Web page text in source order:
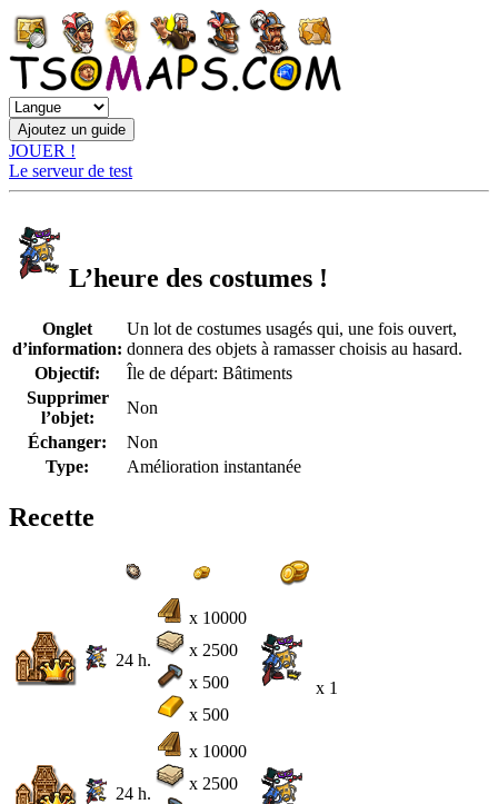
JOUER !
Le serveur de test
L’heure des costumes !
Onglet
d’information:
Un lot de costumes usagés qui, une fois ouvert,
donnera des objets à ramasser choisis au hasard.
Objectif:
Île de départ: Bâtiments
Supprimer
l’objet:
Non
Échanger:
Non
Type:
Amélioration instantanée
Recette
24 h.
x 10000
x 2500
x 500
x 500
x 1
24 h.
x 10000
x 2500